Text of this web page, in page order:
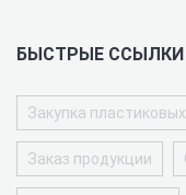
БЫСТРЫЕ ССЫЛКИ
Закупка
Заказ продукции